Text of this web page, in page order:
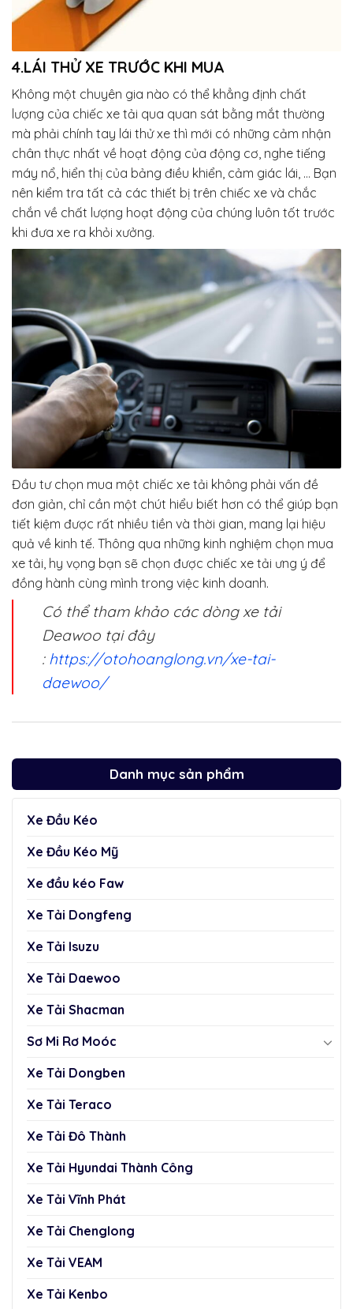
Danh mục sản phẩm
Xe Đầu Kéo
Xe Đầu Kéo Mỹ
Xe đầu kéo Faw
Xe Tải Dongfeng
Xe Tải Isuzu
Xe Tải Daewoo
Xe Tải Shacman
Sơ Mi Rơ Moóc
Xe Tải Dongben
Xe Tải Teraco
Xe Tải Đô Thành
Xe Tải Hyundai Thành Công
Xe Tải Vĩnh Phát
Xe Tải Chenglong
Xe Tải VEAM
Xe Tải Kenbo
4.LÁI THỬ XE TRƯỚC KHI MUA
Không một chuyên gia nào có thể khẳng định chất
lượng của chiếc xe tải qua quan sát bằng mắt thường
mà phải chính tay lái thử xe thì mới có những cảm nhận
chân thực nhất về hoạt động của động cơ, nghe tiếng
máy nổ, hiển thị của bảng điều khiển, cảm giác lái, … Bạn
nên kiểm tra tất cả các thiết bị trên chiếc xe và chắc
chắn về chất lượng hoạt động của chúng luôn tốt trước
khi đưa xe ra khỏi xưởng.
Đầu tư chọn mua một chiếc xe tải không phải vấn đề
đơn giản, chỉ cần một chút hiểu biết hơn có thể giúp bạn
tiết kiệm được rất nhiều tiền và thời gian, mang lại hiệu
quả về kinh tế. Thông qua những kinh nghiệm chọn mua
xe tải, hy vọng bạn sẽ chọn được chiếc xe tải ưng ý để
đồng hành cùng mình trong việc kinh doanh.
Có thể tham khảo các dòng xe tải
Deawoo tại đây
: https://otohoanglong.vn/xe-tai-
daewoo/